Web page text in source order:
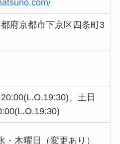
府京都市下京区四条町3
、土日
・木曜日（変更あり）